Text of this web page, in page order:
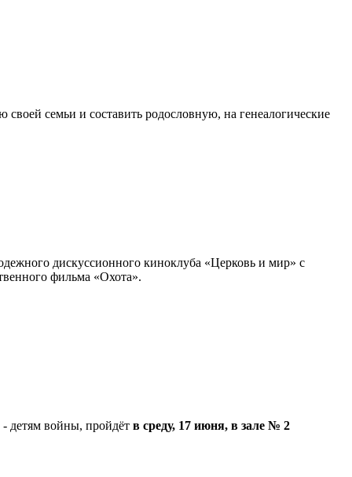
своей семьи и составить родословную, на генеалогические
дискуссионного киноклуба «Церковь и мир» с
фильма «Охота».
детям войны, пройдёт в среду, 17 июня, в зале № 2